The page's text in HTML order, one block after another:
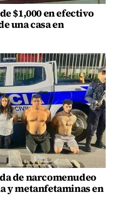
$1,000 en efectivo
una casa en
de narcomenudeo
y metanfetaminas en